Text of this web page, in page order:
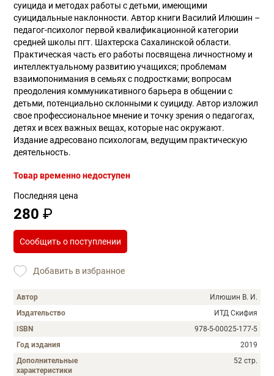
суицида и методах работы с детьми, имеющими
суицидальные наклонности. Автор книги Василий Илюшин –
педагог-психолог первой квалификационной категории
средней школы пгт. Шахтерска Сахалинской области.
Практическая часть его работы посвящена личностному и
интеллектуальному развитию учащихся; проблемам
взаимопонимания в семьях с подростками; вопросам
преодоления коммуникативного барьера в общении с
детьми, потенциально склонными к суициду. Автор изложил
свое профессиональное мнение и точку зрения о педагогах,
детях и всех важных вещах, которые нас окружают.
Издание адресовано психологам, ведущим практическую
деятельность.
Товар временно недоступен
Последняя цена
280 ₽
Сообщить о поступлении
Добавить в избранное
Автор
Илюшин В. И.
Издательство
ИТД Скифия
ISBN
978-5-00025-177-5
Год издания
2019
Дополнительные
характеристики
52 стр.